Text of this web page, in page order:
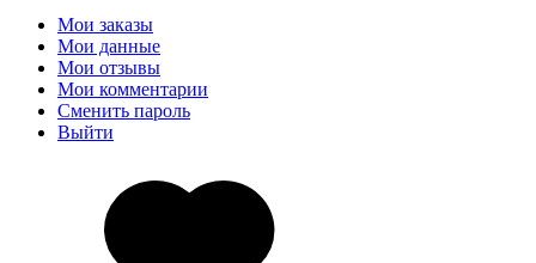
Мои заказы
Мои данные
Мои отзывы
Мои комментарии
Сменить пароль
Выйти